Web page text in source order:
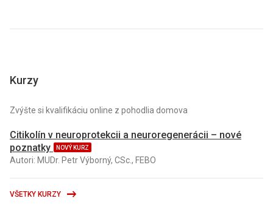
Kurzy
Zvýšte si kvalifikáciu online z pohodlia domova
Citikolín v neuroprotekcii a neuroregenerácii – nové
poznatky
NOVÝ KURZ
Autori: MUDr. Petr Výborný, CSc., FEBO
VŠETKY KURZY